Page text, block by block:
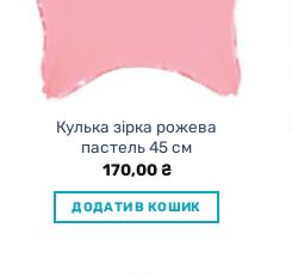
Кулька зірка рожева
пастель 45 см
170,00₴
ДОДАТИ В КОШИК